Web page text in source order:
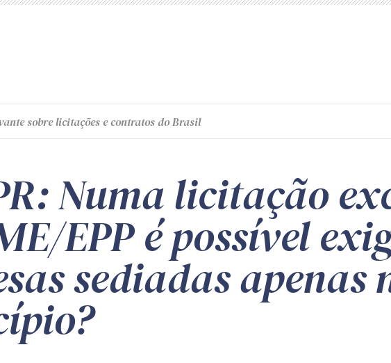
sobre licitações e contratos do Brasil
Numa licitação
EPP é possível
sediadas apenas